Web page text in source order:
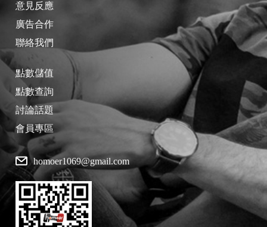
意見反應
廣告合作
聯絡我們
點數儲值
點數查詢
討論話題
會員專區
homoer1069@gmail.com